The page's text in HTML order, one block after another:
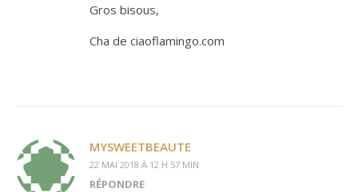
Gros bisous,
Cha de ciaoflamingo.com
MYSWEETBEAUTE
22 MAI 2018 À 12 H 57 MIN
RÉPONDRE